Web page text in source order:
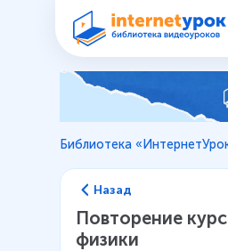
Библиотека
Назад
Повторение
физики